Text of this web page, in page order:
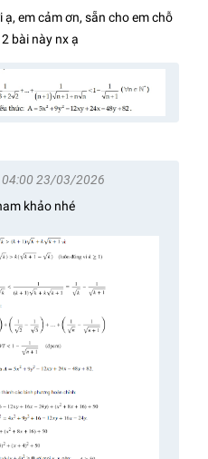
ạ, em cảm ơn, sẵn cho em chỗ
bài này nx ạ
04:00 23/03/2026
khảo nhé